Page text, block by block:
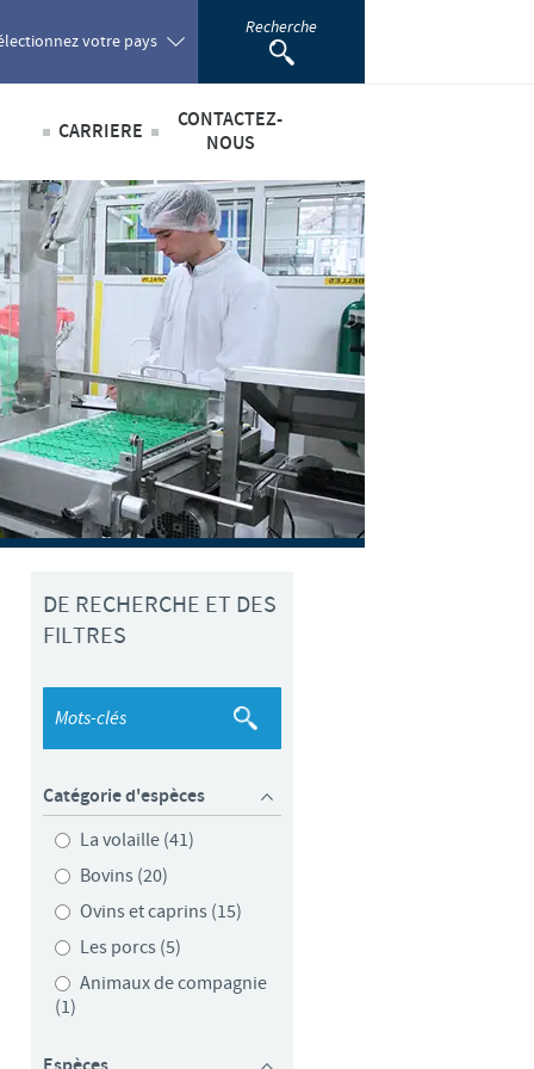
votre pays
Africa
Thailand
Ukraine
United Kingdom
Recherche
CARRIERE
Offres d'emploi
CONTACTEZ-
NOUS
DE RECHERCHE ET DES
FILTRES
Catégorie d'espèces
La volaille (41)
Bovins (20)
Ovins et caprins (15)
Les porcs (5)
Animaux de compagnie
(1)